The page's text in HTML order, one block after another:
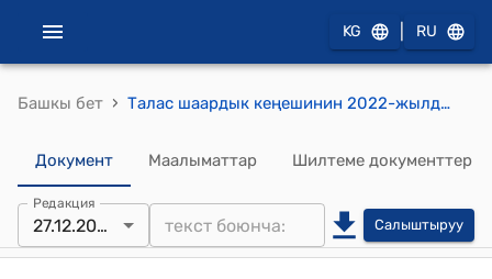
KG RU
Башкы бет › Талас шаардык кеңешинин 2022-жылдын 27-декабрындагы № 49/19-8 "“Талас жашыл чарба” муниципалдык ишканасынын 2022-жылга карата жергиликтүү бюджеттен 2111, 2121 беренелеринен үнөмдөлгөн каражаттарынын эсебинен кызматкерлердин он үчүнчү айлык маянасын берүүгө макулдук жөнүндө" токтому
Документ Маалыматтар Шилтеме документтер
Редакция
27.12.2022 Салыштыруу